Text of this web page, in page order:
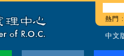
熱門 :
中文